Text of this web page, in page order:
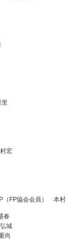
宏
（FP協会会員） 本村
春
城
尚